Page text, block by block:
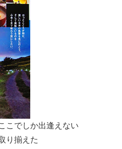
こでしか出逢えない
り揃えた